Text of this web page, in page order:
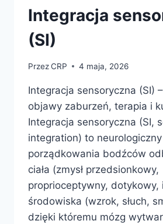
Integracja
(SI)
PrzezCRP 4 maja, 2026
Integracja sensoryczna (SI)
objawy zaburzeń, terapia i
Integracja sensoryczna (SI,
integration) to
porządkowania bodźców
ciała (zmysł przedsionkowy,
proprioceptywny, dotykowy,
środowiska (wzrok, słuch,
dzięki któremu mózg